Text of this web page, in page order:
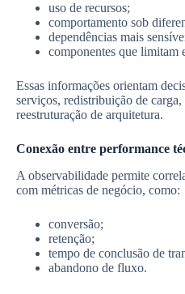
uso de recursos;
comportamento sob
dependências mais
componentes que limitam
Essas informações orientam
serviços, redistribuição de
reestruturação de arquitetura.
Conexão entre performance
A observabilidade permite
com métricas de negócio, como:
conversão;
retenção;
tempo de conclusão de
abandono de fluxo.